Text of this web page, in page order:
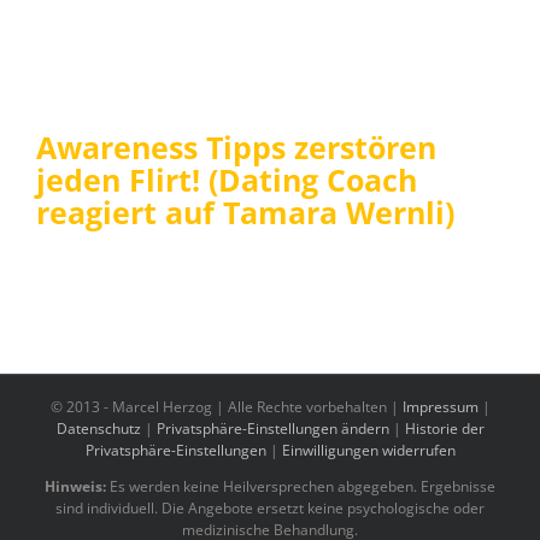
Awareness Tipps zerstören
jeden Flirt! (Dating Coach
reagiert auf Tamara Wernli)
© 2013 - Marcel Herzog | Alle Rechte vorbehalten | Impressum |
Datenschutz | Privatsphäre-Einstellungen ändern| Historie der
Privatsphäre-Einstellungen| Einwilligungen widerrufen
Hinweis: Es werden keine Heilversprechen abgegeben. Ergebnisse
sind individuell. Die Angebote ersetzt keine psychologische oder
medizinische Behandlung.